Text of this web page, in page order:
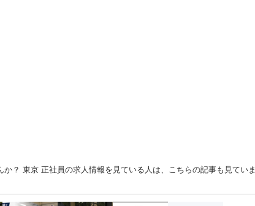
？ 東京 正社員の求人情報を見ている人は、こちらの記事も見ていま